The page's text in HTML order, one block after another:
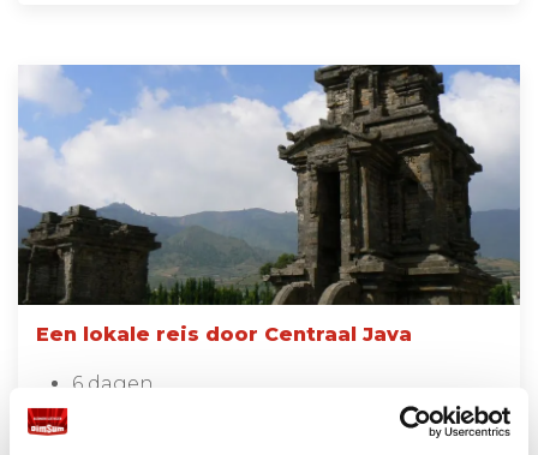
Een lokale reis door Centraal Java
6 dagen